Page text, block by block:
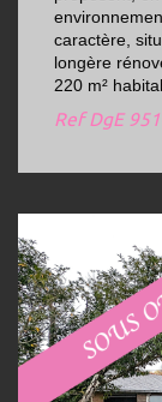
caractère,
longère
220 m²
RefDgE